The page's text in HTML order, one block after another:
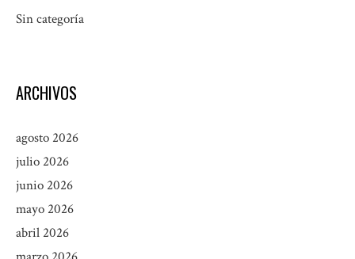
Sin categoría
ARCHIVOS
agosto 2026
julio 2026
junio 2026
mayo 2026
abril 2026